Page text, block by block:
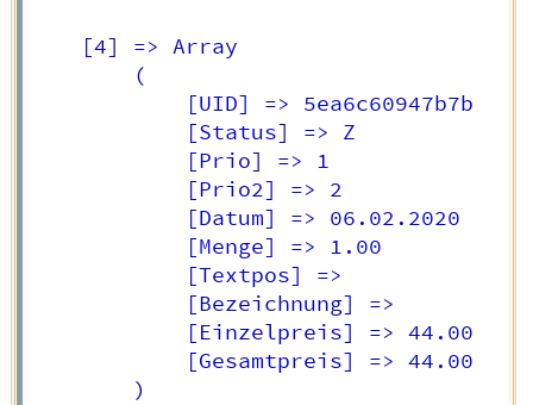
    [4] => Array
        (
            [UID] => 5ea6c60947b7b
            [Status] => Z
            [Prio] => 1
            [Prio2] => 2
            [Datum] => 06.02.2020
            [Menge] => 1.00
            [Textpos] =>
            [Bezeichnung] =>
            [Einzelpreis] => 44.00
            [Gesamtpreis] => 44.00